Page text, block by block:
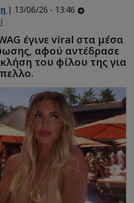
| 13/06/26 - 13:46
έγινε viral στα μέσα
αφού αντέδρασε
του φίλου της για